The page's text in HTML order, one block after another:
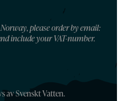
please order by email:
include your VAT-number.
av Svenskt Vatten.